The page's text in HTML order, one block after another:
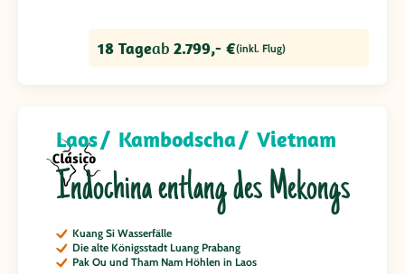
18 Tageab 2.799,- €(inkl. Flug)
Laos Kambodscha Vietnam
Indochina entlang des Mekongs
Kuang Si Wasserfälle
Die alte Königsstadt Luang Prabang
Pak Ou und Tham Nam Höhlen in Laos